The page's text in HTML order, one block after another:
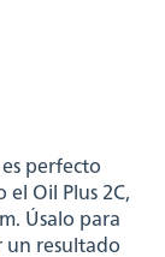
perfecto
Oil Plus 2C,
Úsalo para
un resultado